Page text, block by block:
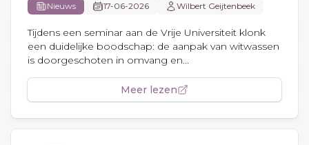
Nieuws 17-06-2026 Wilbert Geijtenbeek
Tijdens een seminar aan de Vrije Universiteit klonk
een duidelijke boodschap: de aanpak van witwassen
is doorgeschoten in omvang en...
Meer lezen